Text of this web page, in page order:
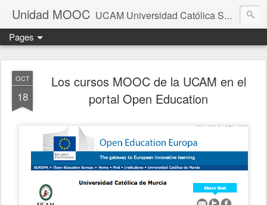
Unidad MOOC UCAM Universidad Católica San Antonio Murcia
Pages
OCT
18
Los cursos MOOC de la UCAM en el
portal Open Education